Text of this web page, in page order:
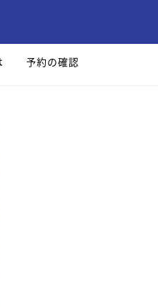
予約の確認